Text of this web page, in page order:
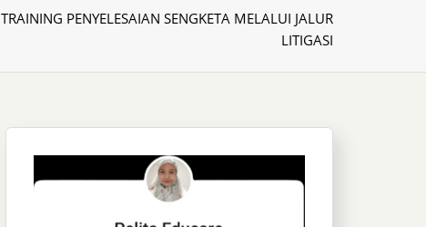
TRAINING PENYELESAIAN SENGKETA MELALUI JALUR
LITIGASI